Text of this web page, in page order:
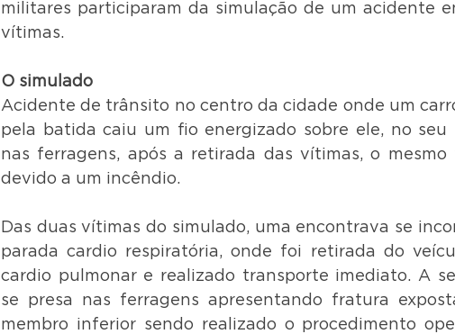
militares participaram da simulação de um acidente
vítimas.
O simulado
Acidente de trânsito no centro da cidade onde um
pela batida caiu um fio energizado sobre ele, no
nas ferragens, após a retirada das vítimas, o
devido a um incêndio.
Das duas vítimas do simulado, uma encontrava se
parada cardio respiratória, onde foi retirada do
cardio pulmonar e realizado transporte imediato. A
se presa nas ferragens apresentando fratura
membro inferior sendo realizado o procedimento